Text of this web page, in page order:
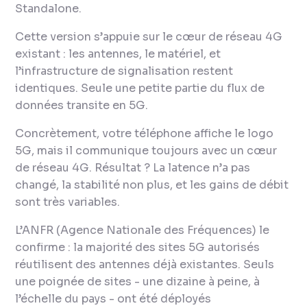
Standalone.
Cette version s’appuie sur le cœur de réseau 4G
existant : les antennes, le matériel, et
l’infrastructure de signalisation restent
identiques. Seule une petite partie du flux de
données transite en 5G.
Concrètement, votre téléphone affiche le logo
5G, mais il communique toujours avec un cœur
de réseau 4G. Résultat ? La latence n’a pas
changé, la stabilité non plus, et les gains de débit
sont très variables.
L’ANFR (Agence Nationale des Fréquences) le
confirme : la majorité des sites 5G autorisés
réutilisent des antennes déjà existantes. Seuls
une poignée de sites - une dizaine à peine, à
l’échelle du pays - ont été déployés